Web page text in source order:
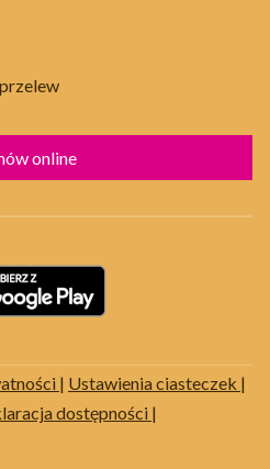
online
| Ustawienia ciasteczek |
dostępności |